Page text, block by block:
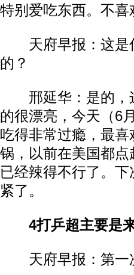
特别爱吃东西。不
天府早报：这是
的？
邢延华：是的，
的很漂亮，今天（6
吃得非常过瘾，最
锅，以前在美国都
已经辣得不行了。
紧了。
4打乒超主要是
天府早报：第一